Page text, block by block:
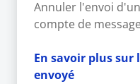
Annuler l'envoi
compte de
En savoir plus
envoyé